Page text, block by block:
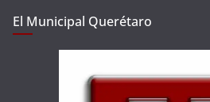
El Municipal Querétaro